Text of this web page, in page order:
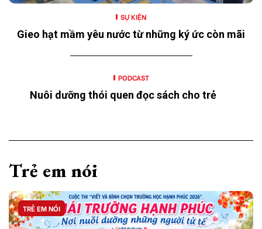
SỰ KIỆN
Gieo hạt mầm yêu nước từ những ký ức còn mãi
PODCAST
Nuôi dưỡng thói quen đọc sách cho trẻ
Trẻ em nói
TRẺ EM NÓI